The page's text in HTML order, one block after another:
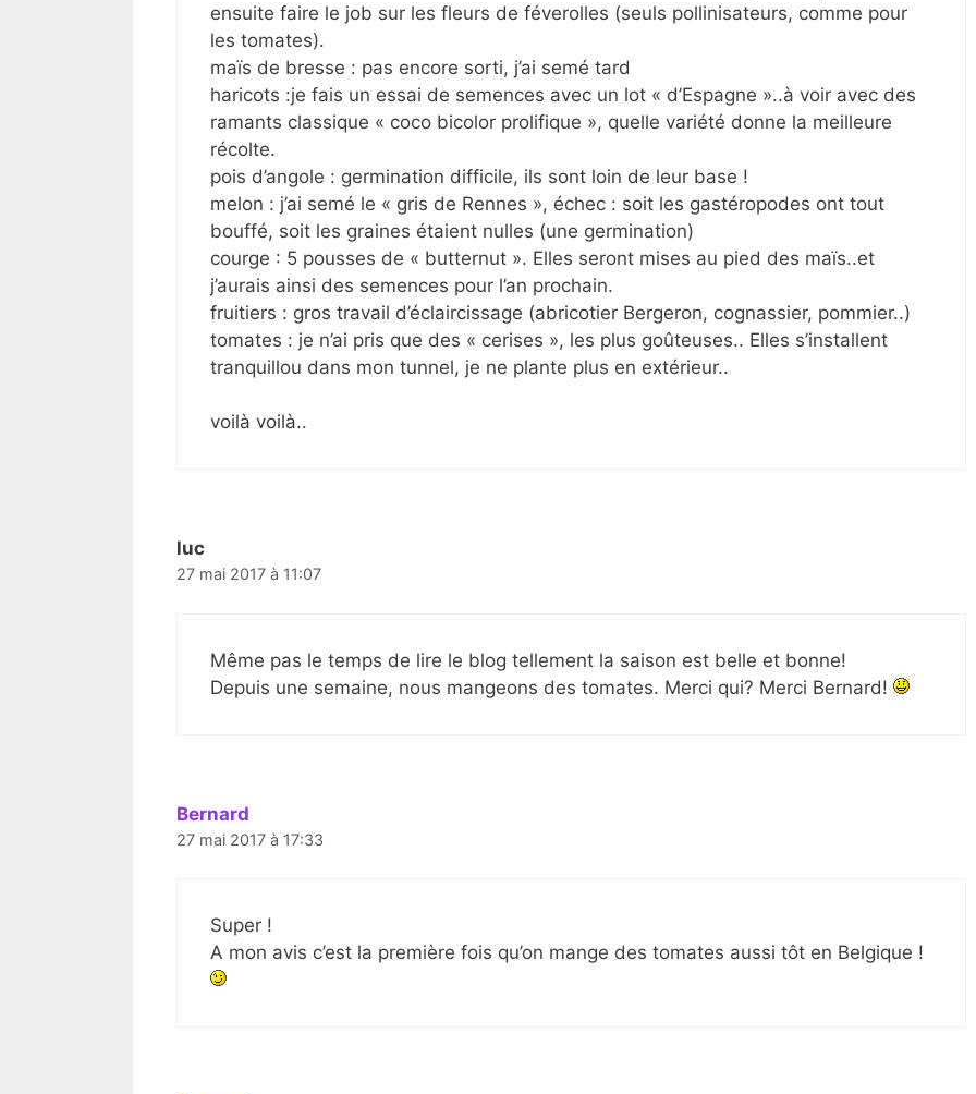
ensuite faire le job sur les fleurs de féverolles (seuls pollinisateurs, comme pour
les tomates).
maïs de bresse : pas encore sorti, j’ai semé tard
haricots :je fais un essai de semences avec un lot « d’Espagne »..à voir avec des
ramants classique « coco bicolor prolifique », quelle variété donne la meilleure
récolte.
pois d’angole : germination difficile, ils sont loin de leur base !
melon : j’ai semé le « gris de Rennes », échec : soit les gastéropodes ont tout
bouffé, soit les graines étaient nulles (une germination)
courge : 5 pousses de « butternut ». Elles seront mises au pied des maïs..et
j’aurais ainsi des semences pour l’an prochain.
fruitiers : gros travail d’éclaircissage (abricotier Bergeron, cognassier, pommier..)
tomates : je n’ai pris que des « cerises », les plus goûteuses.. Elles s’installent
tranquillou dans mon tunnel, je ne plante plus en extérieur..
voilà voilà..
luc
27 mai 2017 à 11:07
Même pas le temps de lire le blog tellement la saison est belle et bonne!
Depuis une semaine, nous mangeons des tomates. Merci qui? Merci Bernard!
Bernard
27 mai 2017 à 17:33
Super !
A mon avis c’est la première fois qu’on mange des tomates aussi tôt en Belgique !